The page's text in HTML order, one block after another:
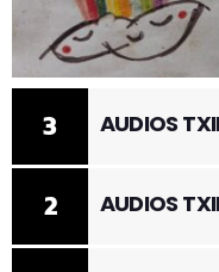
2 AUDIOS
3 AUDIOS